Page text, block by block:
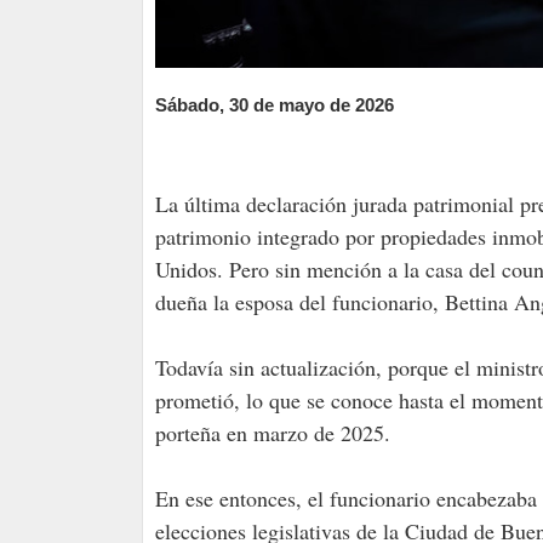
Sábado, 30 de mayo de 2026
La última declaración jurada patrimonial
patrimonio integrado por propiedades
Unidos. Pero sin mención a la casa del
dueña la esposa del funcionario, Bettina
Todavía sin actualización, porque el
prometió, lo que se conoce hasta el
porteña en marzo de 2025.
En ese entonces, el funcionario
elecciones legislativas de la Ciudad de